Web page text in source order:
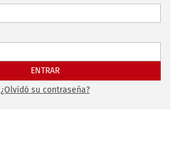
¿Olvidó su contraseña?